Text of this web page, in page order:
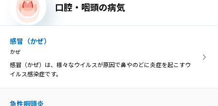
口腔・咽頭の病気
感冒（かぜ）
かぜ
感冒（かぜ）は、様々なウイルスが原因で鼻やのどに炎症を起こすウ
イルス感染症です。
急性咽頭炎